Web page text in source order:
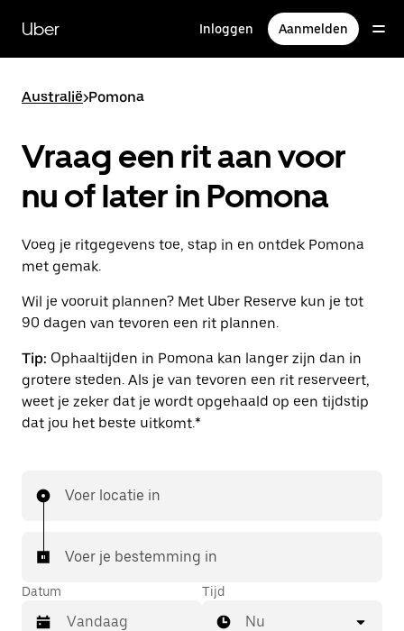
naar
hoofdinhoud
Uber Inloggen Aanmelden
Australië>Pomona
Vraag een rit aan voor
nu of later in Pomona
Voeg je ritgegevens toe, stap in en ontdek Pomona
met gemak.
Wil je vooruit plannen? Met Uber Reserve kun je tot
90 dagen van tevoren een rit plannen.
Tip: Ophaaltijden in Pomona kan langer zijn dan in
grotere steden. Als je van tevoren een rit reserveert,
weet je zeker dat je wordt opgehaald op een tijdstip
dat jou het beste uitkomt.*
Voer locatie in
Voer je bestemming in
Datum Tijd
Nu